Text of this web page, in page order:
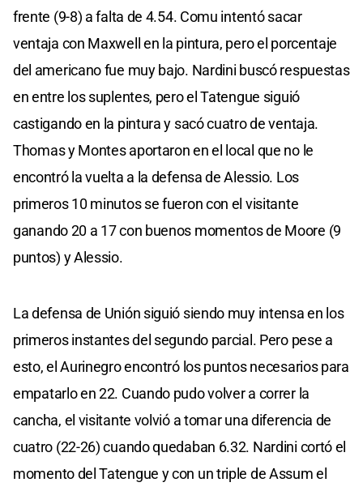
frente (9-8) a falta de 4.54. Comu intentó sacar
ventaja con Maxwell en la pintura, pero el porcentaje
del americano fue muy bajo. Nardini buscó respuestas
en entre los suplentes, pero el Tatengue siguió
castigando en la pintura y sacó cuatro de ventaja.
Thomas y Montes aportaron en el local que no le
encontró la vuelta a la defensa de Alessio. Los
primeros 10 minutos se fueron con el visitante
ganando 20 a 17 con buenos momentos de Moore (9
puntos) y Alessio.
La defensa de Unión siguió siendo muy intensa en los
primeros instantes del segundo parcial. Pero pese a
esto, el Aurinegro encontró los puntos necesarios para
empatarlo en 22. Cuando pudo volver a correr la
cancha, el visitante volvió a tomar una diferencia de
cuatro (22-26) cuando quedaban 6.32. Nardini cortó el
momento del Tatengue y con un triple de Assum el